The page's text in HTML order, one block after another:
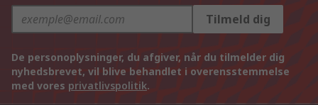
Tilmeld dig
De personoplysninger, du afgiver, når du tilmelder dig
nyhedsbrevet, vil blive behandlet i overensstemmelse
med vores privatlivspolitik.